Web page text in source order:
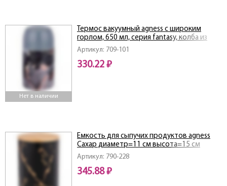
Нет в наличии
Артикул: 709-101
Термос вакуумный agness с широким
горлом, 650 мл, серия fantasy, колба из
нерж. стали
330.22 ₽
Артикул: 790-228
Емкость для сыпучих продуктов agness
Сахар диаметр=11 см высота=15 см
345.88 ₽